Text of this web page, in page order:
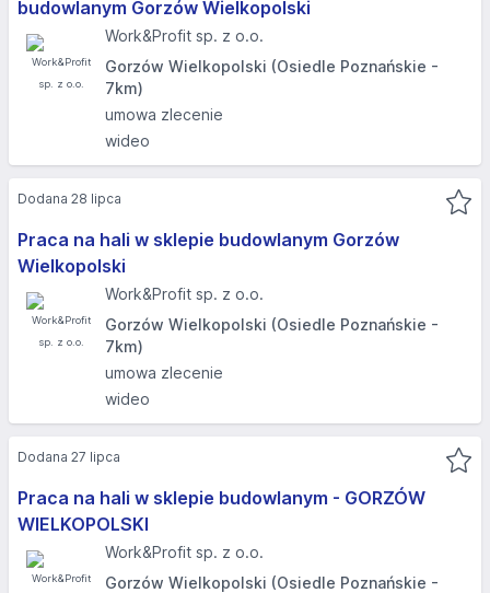
budowlanym Gorzów Wielkopolski
Work&Profit sp. z o.o.
Gorzów Wielkopolski (Osiedle Poznańskie -
7km)
umowa zlecenie
wideo
Praca na hali w sklepie budowlanym Gorzów
Wielkopolski
Work&Profit sp. z o.o.
Gorzów Wielkopolski (Osiedle Poznańskie -
7km)
umowa zlecenie
wideo
Dodana 28 lipca
Praca na hali w sklepie budowlanym - GORZÓW
WIELKOPOLSKI​
Work&Profit sp. z o.o.
Gorzów Wielkopolski (Osiedle Poznańskie -
Dodana 27 lipca